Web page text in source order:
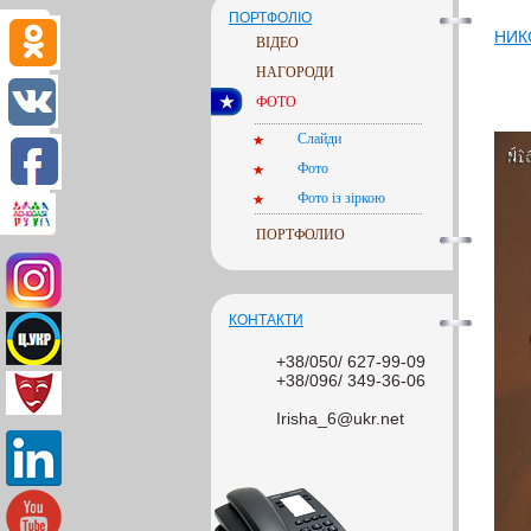
ПОРТФОЛІО
ВІДЕО
НАГОРОДИ
ФОТО
Слайди
Фото
Фото із зіркою
ПОРТФОЛИО
КОНТАКТИ
+38/050/ 627-99-09
+38/096/ 349-36-06
Irisha_6@ukr.net